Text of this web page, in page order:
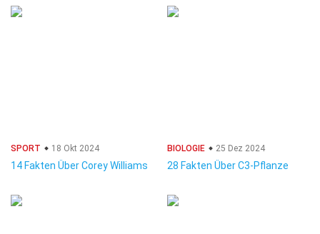
SPORT 18 Okt 2024
14 Fakten Über Corey Williams
BIOLOGIE 25 Dez 2024
28 Fakten Über C3-Pflanze